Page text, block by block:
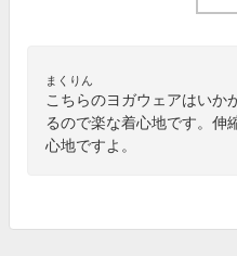
まくりん
こちらのヨガウェアはいか
るので楽な着心地です。伸
心地ですよ。